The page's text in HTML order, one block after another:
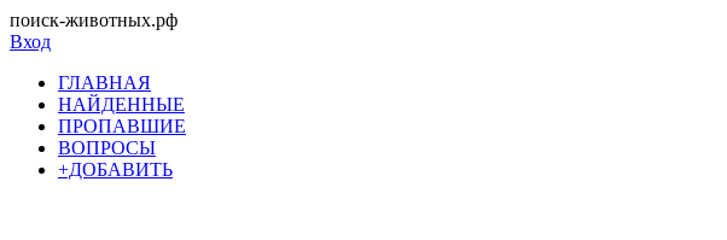
поиск-животных.рф
Вход
ГЛАВНАЯ
НАЙДЕННЫЕ
ПРОПАВШИЕ
ВОПРОСЫ
+ДОБАВИТЬ